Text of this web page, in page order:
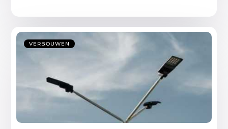
VERBOUWEN